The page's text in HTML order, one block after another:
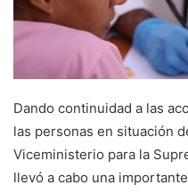
Dando continuidad a las
las personas en situación
Viceministerio para la
llevó a cabo una